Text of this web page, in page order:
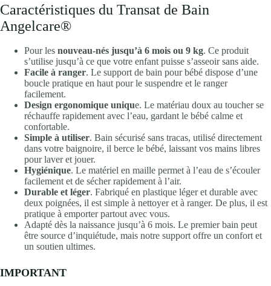
Caractéristiques du Transat de Bain
Angelcare®
Pour les nouveau-nés jusqu’à 6 mois ou 9 kg. Ce produit
s’utilise jusqu’à ce que votre enfant puisse s’asseoir sans aide.
Facile à ranger. Le support de bain pour bébé dispose d’une
boucle pratique en haut pour le suspendre et le ranger
facilement.
Design ergonomique unique. Le matériau doux au toucher se
réchauffe rapidement avec l’eau, gardant le bébé calme et
confortable.
Simple à utiliser. Bain sécurisé sans tracas, utilisé directement
dans votre baignoire, il berce le bébé, laissant vos mains libres
pour laver et jouer.
Hygiénique. Le matériel en maille permet à l’eau de s’écouler
facilement et de sécher rapidement à l’air.
Durable et léger. Fabriqué en plastique léger et durable avec
deux poignées, il est simple à nettoyer et à ranger. De plus, il est
pratique à emporter partout avec vous.
Adapté dès la naissance jusqu’à 6 mois. Le premier bain peut
être source d’inquiétude, mais notre support offre un confort et
un soutien ultimes.
IMPORTANT